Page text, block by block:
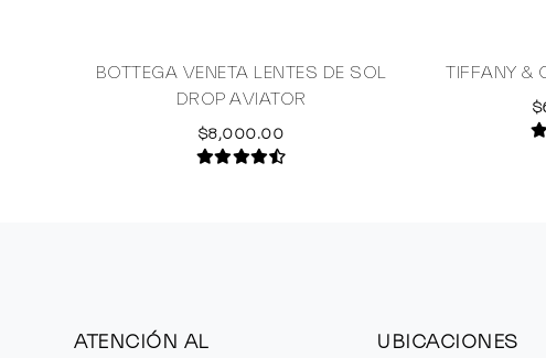
BOTTEGA VENETA LENTES DE SOL
DROP AVIATOR
$8,000.00
TIFFANY &
ATENCIÓN AL
UBICACIONES